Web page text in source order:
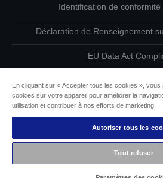
Identification de
Déclaration de Renseignement
EU Data Act
Informations sur les
L’engagement d’Epson pour
Copyright © 2026
En cliquant sur « Accepter tous les cookies »,
cookies sur votre appareil pour améliorer la
utilisation et contribuer à nos efforts de marketing.
Autoriser tous les
Tout refuser